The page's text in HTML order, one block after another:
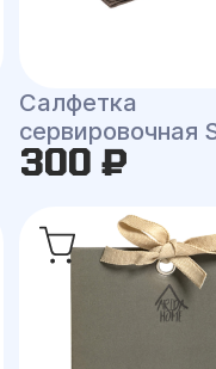
Салфетка
сервировочная
300 ₽